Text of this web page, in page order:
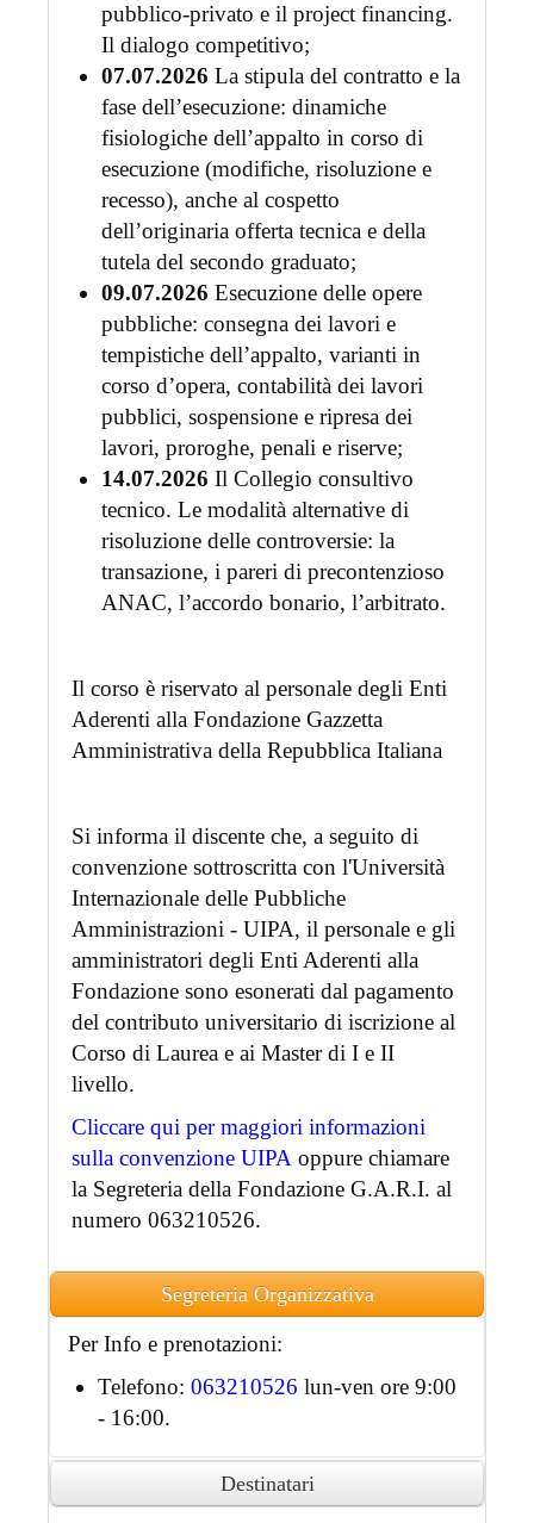
pubblico-privato e il project financing.
Il dialogo competitivo;
07.07.2026 La stipula del contratto e la
fase dell’esecuzione: dinamiche
fisiologiche dell’appalto in corso di
esecuzione (modifiche, risoluzione e
recesso), anche al cospetto
dell’originaria offerta tecnica e della
tutela del secondo graduato;
09.07.2026 Esecuzione delle opere
pubbliche: consegna dei lavori e
tempistiche dell’appalto, varianti in
corso d’opera, contabilità dei lavori
pubblici, sospensione e ripresa dei
lavori, proroghe, penali e riserve;
14.07.2026 Il Collegio consultivo
tecnico. Le modalità alternative di
risoluzione delle controversie: la
transazione, i pareri di precontenzioso
ANAC, l’accordo bonario, l’arbitrato.
Il corso è riservato al personale degli Enti
Aderenti alla Fondazione Gazzetta
Amministrativa della Repubblica Italiana
Si informa il discente che, a seguito di
convenzione sottroscritta con l'Università
Internazionale delle Pubbliche
Amministrazioni - UIPA, il personale e gli
amministratori degli Enti Aderenti alla
Fondazione sono esonerati dal pagamento
del contributo universitario di iscrizione al
Corso di Laurea e ai Master di I e II
livello.
Cliccare qui per maggiori informazioni
sulla convenzione UIPA oppure chiamare
la Segreteria della Fondazione G.A.R.I. al
numero 063210526.
Segreteria Organizzativa
Per Info e prenotazioni:
Telefono: 063210526 lun-ven ore 9:00
- 16:00.
Destinatari